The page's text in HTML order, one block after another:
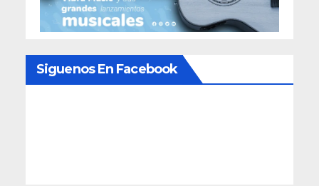
Siguenos En Facebook